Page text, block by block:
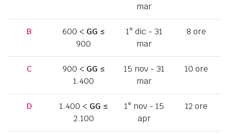
mar
B 600 < GG ≤
900
1° dic - 31
mar
8 ore
C 900 < GG ≤
1.400
15 nov - 31
mar
10 ore
D 1.400 < GG ≤
2.100
1° nov - 15
apr
12 ore